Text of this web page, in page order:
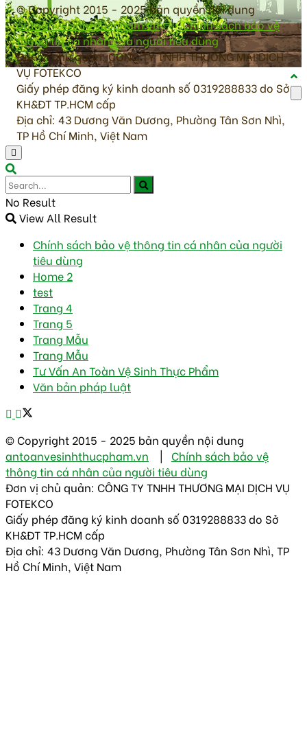
© Copyright 2015 - 2025 bản quyền nội dung
antoanvesinhthucpham.vn|Chính sách bảo vệ
thông tin cá nhân của người tiêu dùng
Đơn vị chủ quản: CÔNG TY TNHH THƯƠNG MẠI DỊCH
VỤ FOTEKCO
Giấy phép đăng ký kinh doanh số 0319288833 do Sở
KH&ĐT TP.HCM cấp
Địa chỉ: 43 Dương Văn Dương, Phường Tân Sơn Nhì,
TP Hồ Chí Minh, Việt Nam
No Result
View All Result
Chính sách bảo vệ thông tin cá nhân của người
tiêu dùng
Home 2
test
Trang 4
Trang 5
Trang Mẫu
Trang Mẫu
Tư Vấn An Toàn Vệ Sinh Thực Phẩm
Văn bản pháp luật
© Copyright 2015 - 2025 bản quyền nội dung
antoanvesinhthucpham.vn | Chính sách bảo vệ
thông tin cá nhân của người tiêu dùng
Đơn vị chủ quản: CÔNG TY TNHH THƯƠNG MẠI DỊCH VỤ
FOTEKCO
Giấy phép đăng ký kinh doanh số 0319288833 do Sở
KH&ĐT TP.HCM cấp
Địa chỉ: 43 Dương Văn Dương, Phường Tân Sơn Nhì, TP
Hồ Chí Minh, Việt Nam